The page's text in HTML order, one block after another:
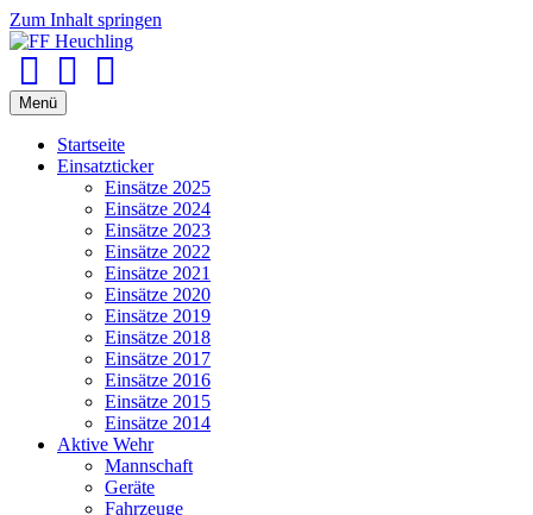
Zum Inhalt springen
Menü
Startseite
Einsatzticker
Einsätze 2025
Einsätze 2024
Einsätze 2023
Einsätze 2022
Einsätze 2021
Einsätze 2020
Einsätze 2019
Einsätze 2018
Einsätze 2017
Einsätze 2016
Einsätze 2015
Einsätze 2014
Aktive Wehr
Mannschaft
Geräte
Fahrzeuge